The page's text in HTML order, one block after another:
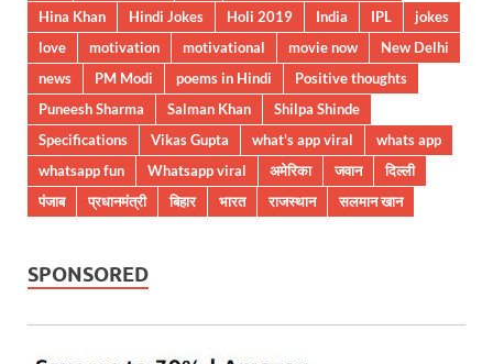
Hina Khan
Hindi Jokes Holi 2019 India IPL
jokes
love
motivation motivational movie now
New Delhi
news
PM Modi poems in Hindi
Positive thoughts
Puneesh Sharma
Salman Khan
Shilpa Shinde
Specifications
Vikas Gupta what's app viral
whats app
whatsapp fun
Whatsapp viral अमेरिका जवान
दिल्ली
पंजाब
प्रधानमंत्री बिहार भारत राजस्थान सलमान खान
SPONSORED